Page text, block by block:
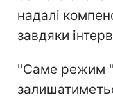
надалі
завдяки
''Саме режим